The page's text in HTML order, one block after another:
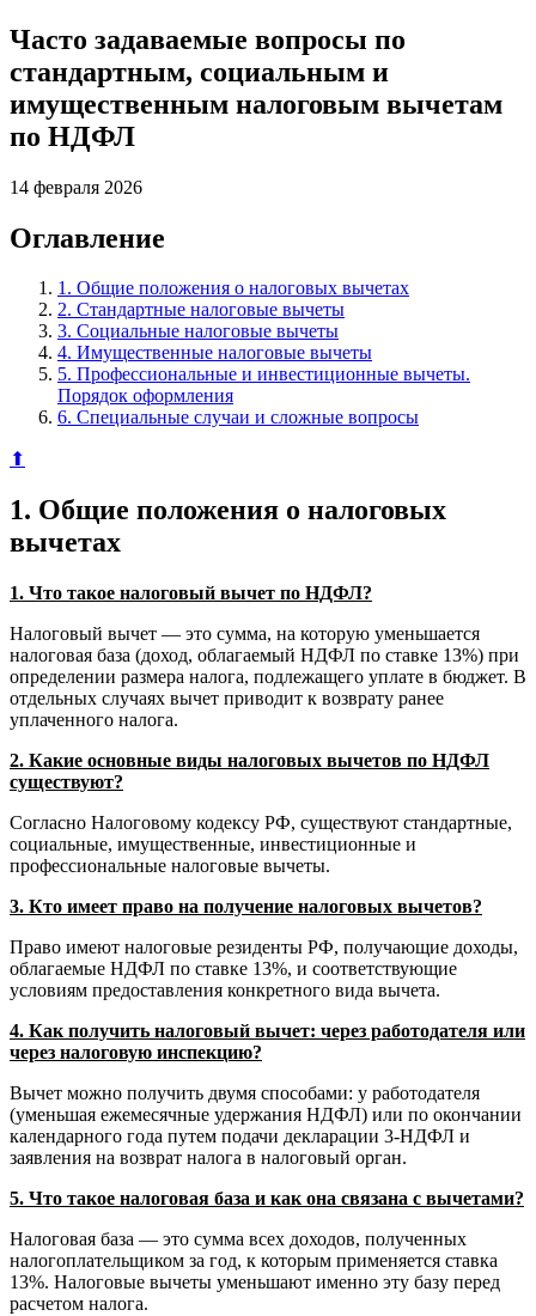
Часто задаваемые вопросы по
стандартным, социальным и
имущественным налоговым вычетам
по НДФЛ
14 февраля 2026
Оглавление
1. Общие положения о налоговых вычетах
2. Стандартные налоговые вычеты
3. Социальные налоговые вычеты
4. Имущественные налоговые вычеты
5. Профессиональные и инвестиционные вычеты.
Порядок оформления
6. Специальные случаи и сложные вопросы
⬆
1. Общие положения о налоговых
вычетах
1. Что такое налоговый вычет по НДФЛ?
Налоговый вычет — это сумма, на которую уменьшается
налоговая база (доход, облагаемый НДФЛ по ставке 13%) при
определении размера налога, подлежащего уплате в бюджет. В
отдельных случаях вычет приводит к возврату ранее
уплаченного налога.
2. Какие основные виды налоговых вычетов по НДФЛ
существуют?
Согласно Налоговому кодексу РФ, существуют стандартные,
социальные, имущественные, инвестиционные и
профессиональные налоговые вычеты.
3. Кто имеет право на получение налоговых вычетов?
Право имеют налоговые резиденты РФ, получающие доходы,
облагаемые НДФЛ по ставке 13%, и соответствующие
условиям предоставления конкретного вида вычета.
4. Как получить налоговый вычет: через работодателя или
через налоговую инспекцию?
Вычет можно получить двумя способами: у работодателя
(уменьшая ежемесячные удержания НДФЛ) или по окончании
календарного года путем подачи декларации 3-НДФЛ и
заявления на возврат налога в налоговый орган.
5. Что такое налоговая база и как она связана с вычетами?
Налоговая база — это сумма всех доходов, полученных
налогоплательщиком за год, к которым применяется ставка
13%. Налоговые вычеты уменьшают именно эту базу перед
расчетом налога.